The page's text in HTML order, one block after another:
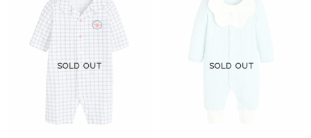
SOLD OUT SOLD OUT